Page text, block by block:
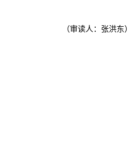
（审读人：张洪东）